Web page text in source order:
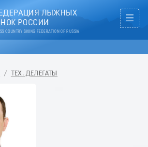
ЛЫЖНЫХ
РОССИИ
COUNTRY SKIING FEDERATION OF RUSSIA
/ ТЕХ. ДЕЛЕГАТЫ